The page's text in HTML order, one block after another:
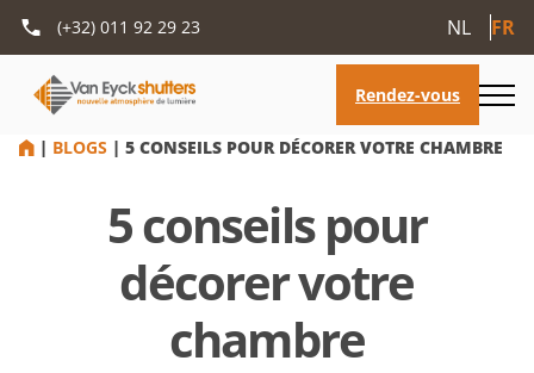
(+32) 011 92 29 23 NL FR
HOME
| BLOGS | 5 CONSEILS POUR DÉCORER VOTRE CHAMBRE
5 conseils pour
décorer votre
chambre